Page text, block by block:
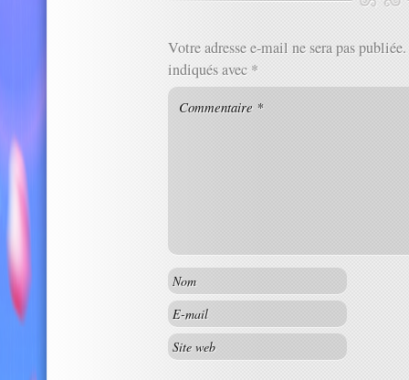
Votre adresse e-mail ne sera pas publiée.
indiqués avec *